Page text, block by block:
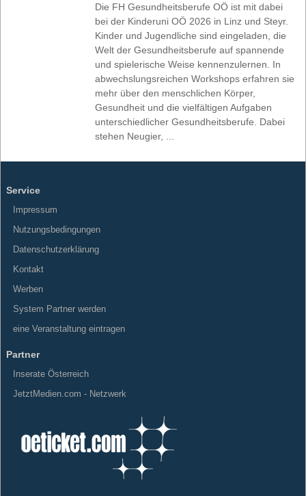
Die FH Gesundheitsberufe OÖ ist mit dabei
bei der Kinderuni OÖ 2026 in Linz und Steyr.
Kinder und Jugendliche sind eingeladen, die
Welt der Gesundheitsberufe auf spannende
und spielerische Weise kennenzulernen. In
abwechslungsreichen Workshops erfahren sie
mehr über den menschlichen Körper,
Gesundheit und die vielfältigen Aufgaben
unterschiedlicher Gesundheitsberufe. Dabei
stehen Neugier, ...
Service
Impressum
Nutzungsbedingungen
Datenschutzerklärung
Kontakt
Werben
System Partner werden
eine Veranstaltung eintragen
Partner
Inserate Österreich
JetztMedien.com - Netzwerk